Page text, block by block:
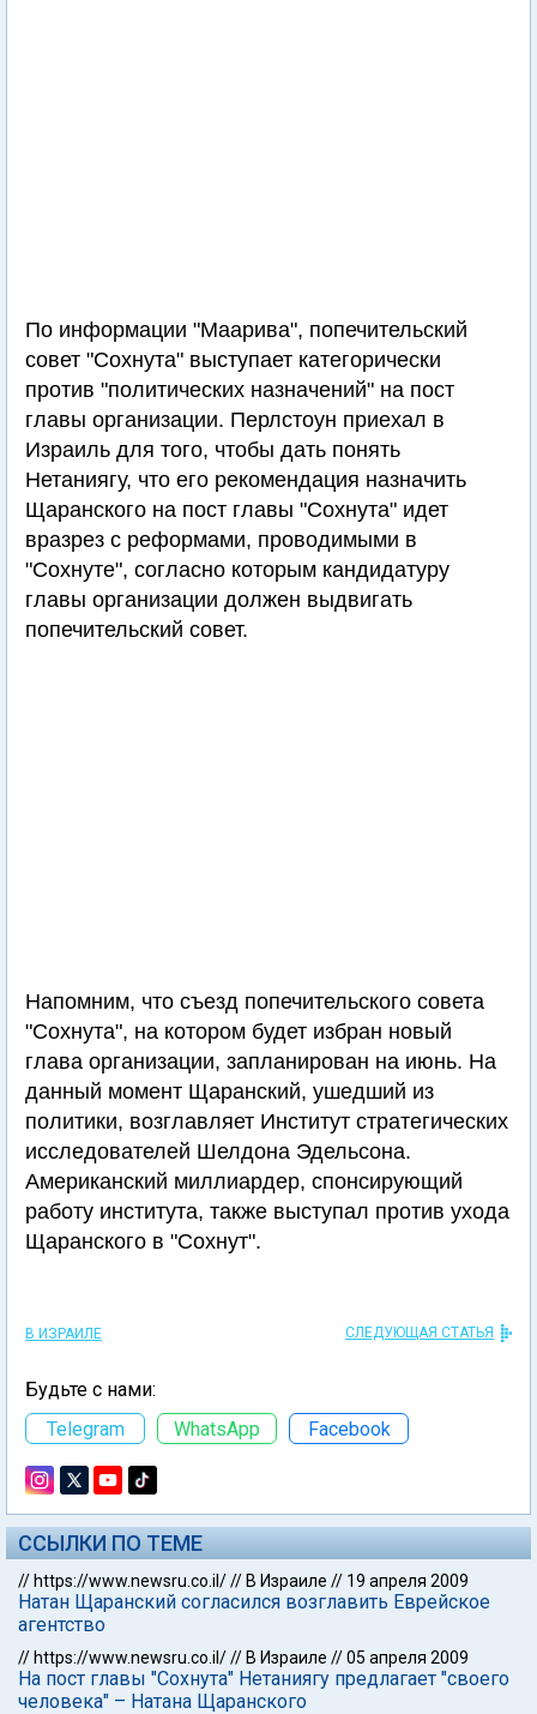
По информации "Маарива", попечительский
совет "Сохнута" выступает категорически
против "политических назначений" на пост
главы организации. Перлстоун приехал в
Израиль для того, чтобы дать понять
Нетаниягу, что его рекомендация назначить
Щаранского на пост главы "Сохнута" идет
вразрез с реформами, проводимыми в
"Сохнуте", согласно которым кандидатуру
главы организации должен выдвигать
попечительский совет.
Напомним, что съезд попечительского совета
"Сохнута", на котором будет избран новый
глава организации, запланирован на июнь. На
данный момент Щаранский, ушедший из
политики, возглавляет Институт стратегических
исследователей Шелдона Эдельсона.
Американский миллиардер, спонсирующий
работу института, также выступал против ухода
Щаранского в "Сохнут".
В ИЗРАИЛЕ СЛЕДУЮЩАЯ СТАТЬЯ
Будьте с нами:
Telegram
WhatsApp Facebook
ССЫЛКИ ПО ТЕМЕ
// https://www.newsru.co.il/// В Израиле // 19 апреля 2009
Натан Щаранский согласился возглавить Еврейское
агентство
// https://www.newsru.co.il/// В Израиле //05 апреля 2009
На пост главы "Сохнута" Нетаниягу предлагает "своего
человека" – Натана Щаранского